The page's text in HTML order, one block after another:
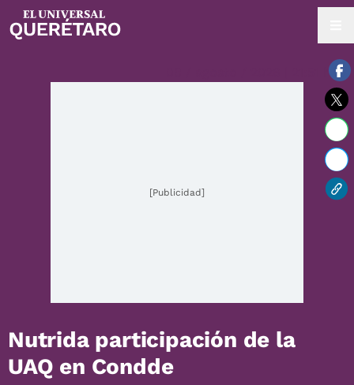
08 / agosto / 2026 | 21:51 hrs.
[Publicidad]
Nutrida participación de la
UAQ en Condde